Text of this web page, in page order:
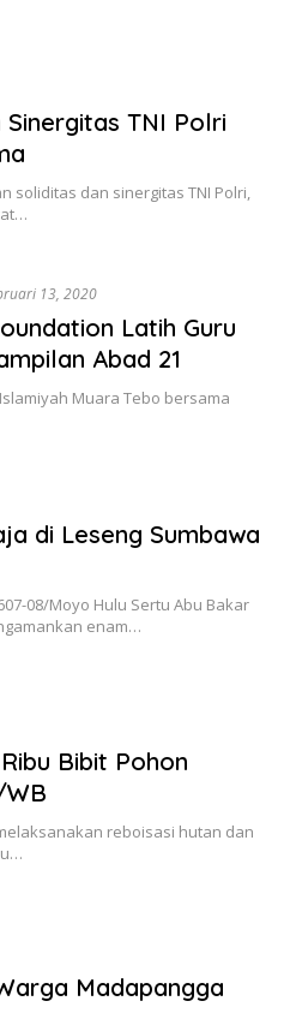
TNI Polri
soliditas dan sinergitas TNI Polri,
13, 2020
Latih Guru
Abad 21
Muara Tebo bersama
di Leseng Sumbawa
08/Moyo Hulu Sertu Abu Bakar
enam…
Bibit Pohon
reboisasi hutan dan
Madapangga